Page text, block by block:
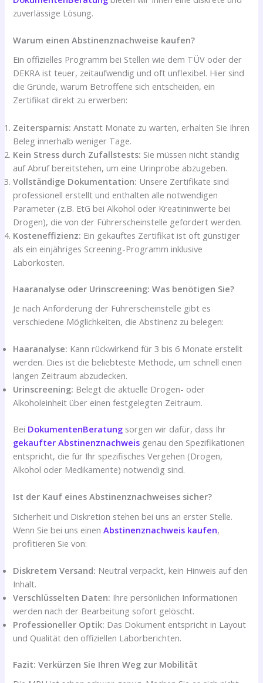
zuverlässige Lösung.
Warum einen Abstinenznachweise kaufen?
Ein offizielles Programm bei Stellen wie dem TÜV oder der
DEKRA ist teuer, zeitaufwendig und oft unflexibel. Hier sind
die Gründe, warum Betroffene sich entscheiden, ein
Zertifikat direkt zu erwerben:
Zeitersparnis: Anstatt Monate zu warten, erhalten Sie Ihren
Beleg innerhalb weniger Tage.
Kein Stress durch Zufallstests: Sie müssen nicht ständig
auf Abruf bereitstehen, um eine Urinprobe abzugeben.
Vollständige Dokumentation: Unsere Zertifikate sind
professionell erstellt und enthalten alle notwendigen
Parameter (z.B. EtG bei Alkohol oder Kreatininwerte bei
Drogen), die von der Führerscheinstelle gefordert werden.
Kosteneffizienz: Ein gekauftes Zertifikat ist oft günstiger
als ein einjähriges Screening-Programm inklusive
Laborkosten.
Haaranalyse oder Urinscreening: Was benötigen Sie?
Je nach Anforderung der Führerscheinstelle gibt es
verschiedene Möglichkeiten, die Abstinenz zu belegen:
Haaranalyse: Kann rückwirkend für 3 bis 6 Monate erstellt
werden. Dies ist die beliebteste Methode, um schnell einen
langen Zeitraum abzudecken.
Urinscreening: Belegt die aktuelle Drogen- oder
Alkoholeinheit über einen festgelegten Zeitraum.
Bei DokumentenBeratung sorgen wir dafür, dass Ihr
gekaufter Abstinenznachweis genau den Spezifikationen
entspricht, die für Ihr spezifisches Vergehen (Drogen,
Alkohol oder Medikamente) notwendig sind.
Ist der Kauf eines Abstinenznachweises sicher?
Sicherheit und Diskretion stehen bei uns an erster Stelle.
Wenn Sie bei uns einenAbstinenznachweis kaufen,
profitieren Sie von:
Diskretem Versand: Neutral verpackt, kein Hinweis auf den
Inhalt.
Verschlüsselten Daten: Ihre persönlichen Informationen
werden nach der Bearbeitung sofort gelöscht.
Professioneller Optik: Das Dokument entspricht in Layout
und Qualität den offiziellen Laborberichten.
Fazit: Verkürzen Sie Ihren Weg zur Mobilität